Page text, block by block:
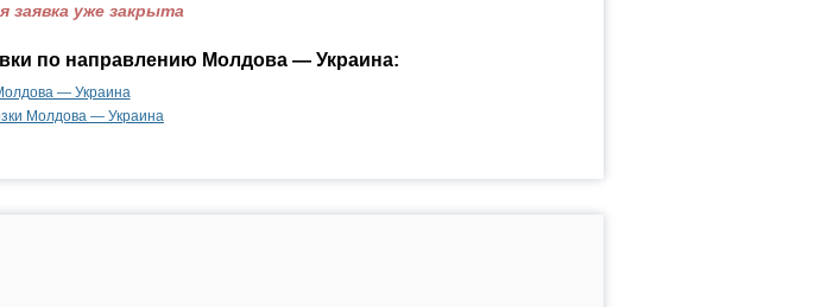
заявка уже закрыта
по направлению Молдова — Украина:
— Украина
Молдова — Украина